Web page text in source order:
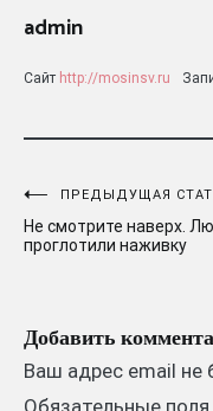
admin
Сайт http://mosinsv.ru
Навигация
по
ПРЕДЫДУЩАЯ
Не смотрите наверх.
проглотили наживку
Добавить
Ваш адрес email не
Обязательные